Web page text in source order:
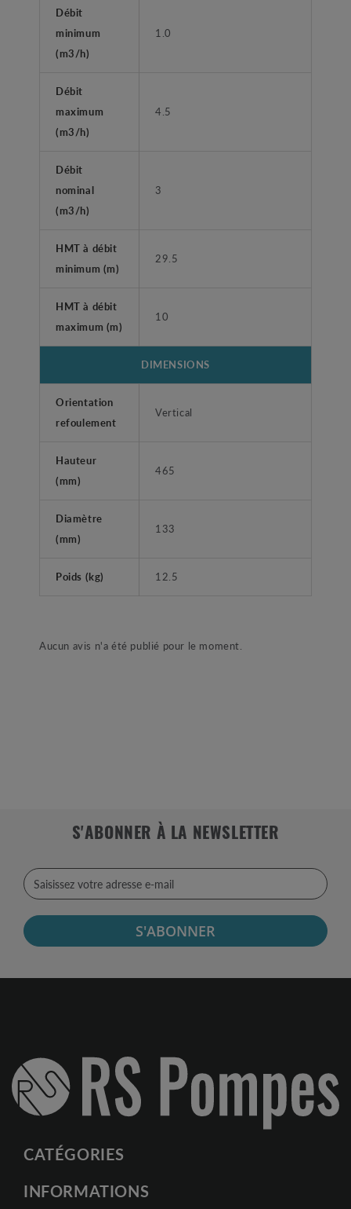
Débit
minimum
(m3/h)
1.0
Débit
maximum
(m3/h)
4.5
Débit
nominal
(m3/h)
3
HMT à débit
minimum (m)
29.5
HMT à débit
maximum (m)
10
DIMENSIONS
Orientation
refoulement
Vertical
Hauteur
(mm)
465
Diamètre
(mm)
133
Poids (kg) 12.5
Aucun avis n'a été publié pour le moment.
S'ABONNER À LA NEWSLETTER
S'ABONNER
CATÉGORIES
INFORMATIONS